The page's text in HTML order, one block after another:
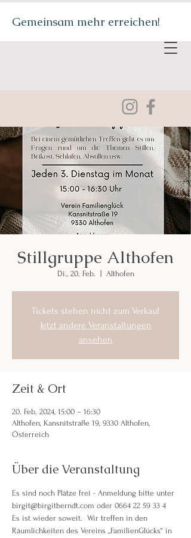
Gemeinsam mehr erreichen!
Stillgruppe Althofen
Di., 20. Feb. Althofen
Tickets stehen nicht zum Verkauf
Jetzt andere Veranstaltungen
ansehen
Zeit & Ort
20. Feb. 2024, 15:00 – 16:30
Althofen, Kansnitstraße 19, 9330 Althofen,
Österreich
Über die Veranstaltung
Es sind noch Plätze frei - Anmeldung bitte unter
birgit@birgitberndt.com oder 0664 22 59 33 4
Es ist wieder soweit.  Wir treffen in den
Räumlichkeiten des Vereins „FamilienGlücks“ in